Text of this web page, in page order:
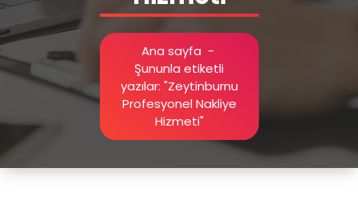
Ana sayfa -
Şununla etiketli
yazılar: "Zeytinburnu
Profesyonel Nakliye
Hizmeti"